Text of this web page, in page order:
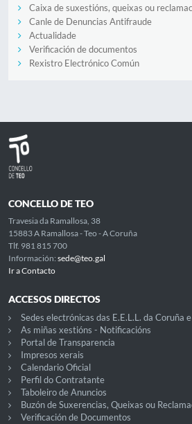
Caixa de suxestións, queixas ou
Canle de Denuncias Antifraude
Actualidade
Verificación de documentos
Rexistro Electrónico Común
CONCELLO DE TEO
Travesia da Ramallosa, 38
15883 A Ramallosa - Teo - A Coruña
Tlf. 981 815 700
Información: sede@teo.gal
Ir a Contacto
ACCESOS DIRECTOS
Sedes electrónicas das E.E.L.L. da Coruña
As miñas xestións - Notificacións
Portal de Transparencia
Impresos xerais
Calendario Oficial
Perfil do Contratante
Taboleiro de Anuncios
Buzón de Suxerencias, Queixas ou
Verificación de Documentos